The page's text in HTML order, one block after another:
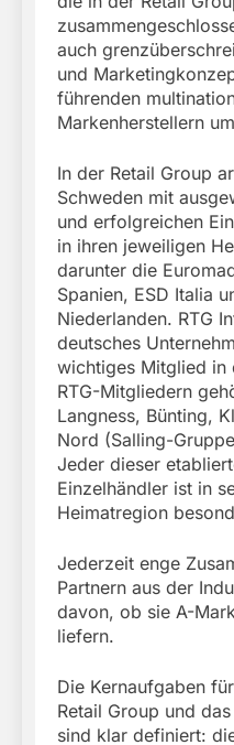
auch
und
führenden
Markenherstellern
In der Retail Group
Schweden mit
und erfolgreichen
in ihren jeweiligen
darunter die
Spanien, ESD Italia
Niederlanden. RTG
deutsches
wichtiges Mitglied in
RTG-Mitgliedern
Langness, Bünting,
Nord (Salling-
Jeder dieser
Einzelhändler ist in
Heimatregion
Jederzeit enge
Partnern aus der
davon, ob sie A-
liefern.
Die Kernaufgaben
Retail Group und
sind klar definiert: